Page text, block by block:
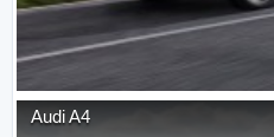
AudiA4